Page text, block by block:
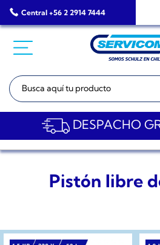
Saltar
al
Central +56 2 2914 7444
Buscar:
DESPACHO
Pistón libre